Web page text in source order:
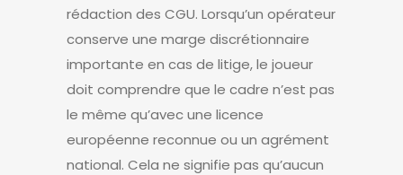
rédaction des CGU. Lorsqu’un opérateur
conserve une marge discrétionnaire
importante en cas de litige, le joueur
doit comprendre que le cadre n’est pas
le même qu’avec une licence
européenne reconnue ou un agrément
national. Cela ne signifie pas qu’aucun